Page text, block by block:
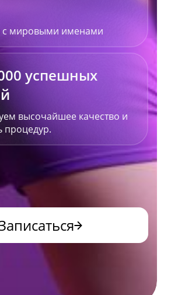
с мировыми именами
успешных
высочайшее качество и
процедур.